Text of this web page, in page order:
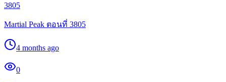
3805
Martial Peak ตอนที่ 3805
4 months ago
0